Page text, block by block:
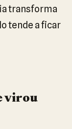
transforma
tende a ficar
virou